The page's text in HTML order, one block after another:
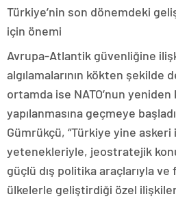
Türkiye’nin son dönemdeki
için önemi
Avrupa-Atlantik güvenliğine
algılamalarının kökten şekilde
ortamda ise NATO’nun
yapılanmasına geçmeye
Gümrükçü, “Türkiye yine askeri
yetenekleriyle, jeostratejik
güçlü dış politika araçlarıyla
ülkelerle geliştirdiği özel